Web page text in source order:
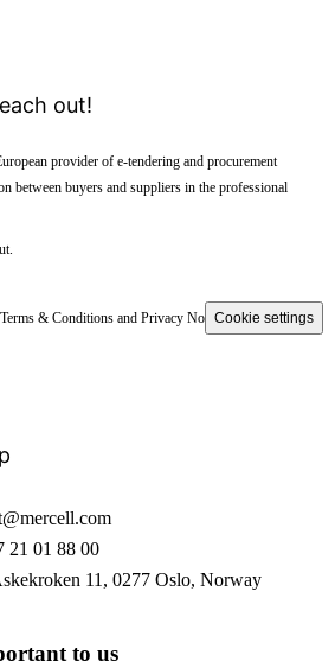
out!
provider of e-tendering and procurement
between buyers and suppliers in the professional
Terms & Conditions and Privacy NoticeCookie settings
21 01 88 00
11, 0277 Oslo, Norway
to us